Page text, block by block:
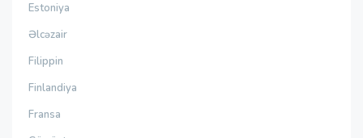
Estoniya
Əlcəzair
Filippin
Finlandiya
Fransa